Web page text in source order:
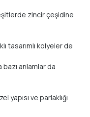
zincir çeşidine
tasarımlı kolyeler de
anlamlar da
yapısı ve parlaklığı